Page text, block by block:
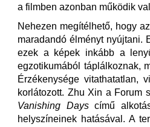
a filmben azonban működik
Nehezen megítélhető, hogy
maradandó élményt nyújtani.
ezek a képek inkább a
egzotikumából táplálkoznak,
Érzékenysége vitathatatlan,
korlátozott. Zhu Xin a Forum
Vanishing Dayscímű
helyszíneinek hatásával. A